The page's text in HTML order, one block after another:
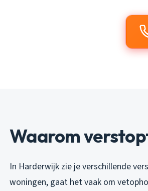
Waarom
In Harderwijk zie je verschillende
woningen, gaat het vaak om